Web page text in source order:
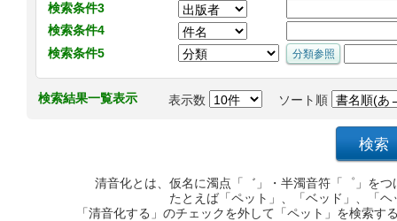
検索条件3
検索条件4
検索条件5
検索結果一覧表示 表示数 ソート順
清音化とは、仮名に濁点「゛」・半濁音符「゜」を
たとえば「ペット」、「ベッド」、「
「清音化する」のチェックを外して「ペット」を検索